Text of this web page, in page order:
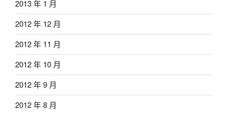
2013 年 1 月
2012 年 12 月
2012 年 11 月
2012 年 10 月
2012 年 9 月
2012 年 8 月